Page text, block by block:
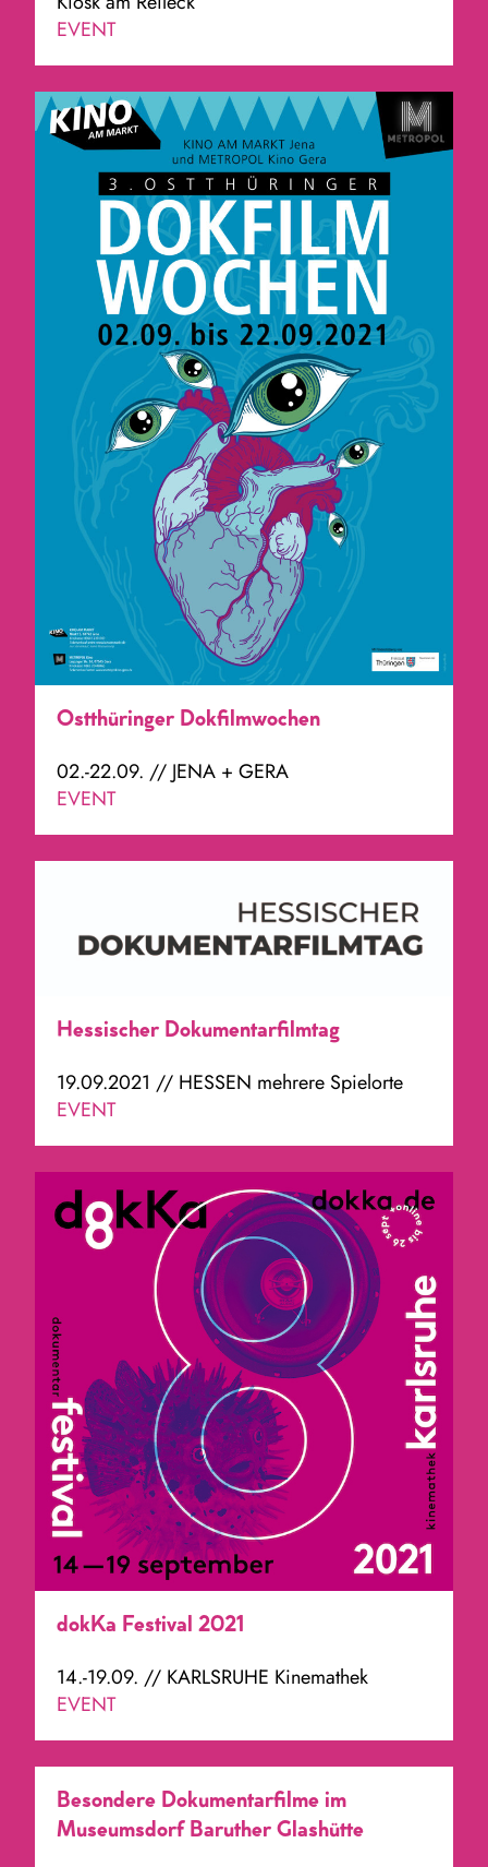
EVENT
Ostthüringer Dokfilmwochen
02.-22.09. // JENA + GERA
EVENT
Hessischer Dokumentarfilmtag
19.09.2021 // HESSEN mehrere Spielorte
EVENT
dokKa Festival 2021
14.-19.09. // KARLSRUHE Kinemathek
EVENT
Besondere Dokumentarfilme im
Museumsdorf Baruther Glashütte